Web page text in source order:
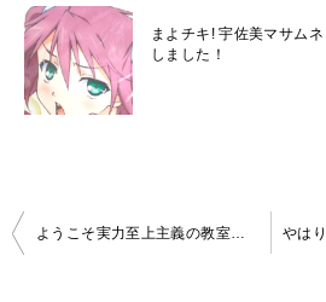
まよチキ! 宇佐美マサム
しました！
投